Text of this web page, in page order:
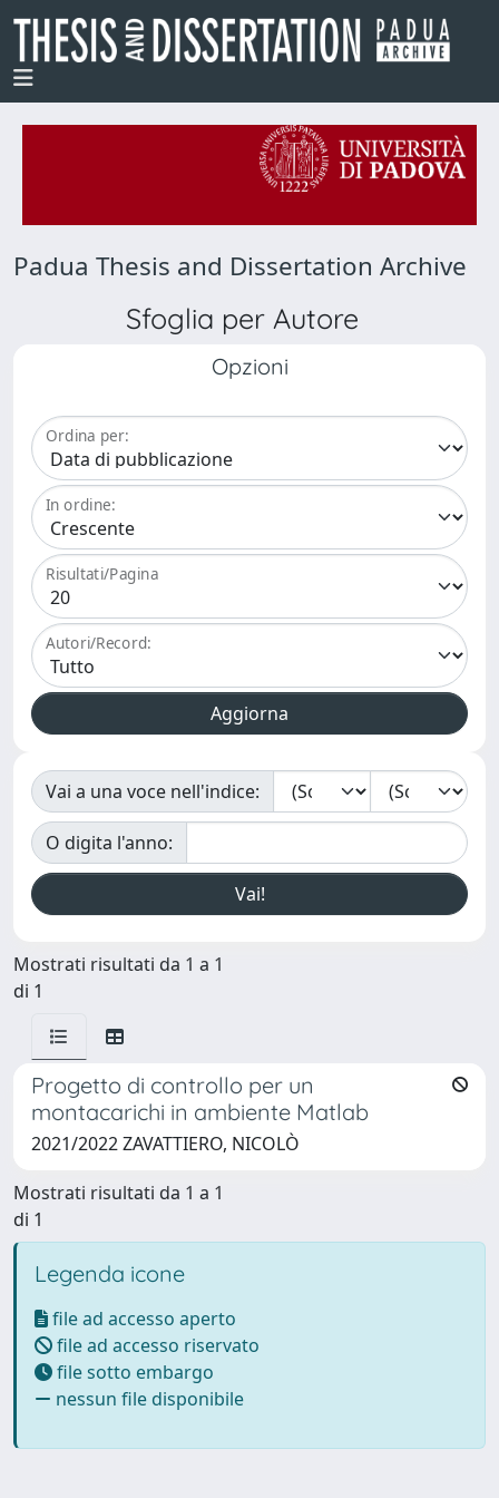
Padua Thesis and Dissertation Archive
Sfoglia per Autore
Opzioni
Ordina per:
In ordine:
Risultati/Pagina
Autori/Record:
Vai a una voce nell'indice:
O digita l'anno:
Mostrati risultati da 1 a 1
di 1
Progetto di controllo per un
montacarichi in ambiente Matlab
2021/2022 ZAVATTIERO, NICOLÒ
Mostrati risultati da 1 a 1
di 1
Legenda icone
file ad accesso aperto
file ad accesso riservato
file sotto embargo
nessun file disponibile